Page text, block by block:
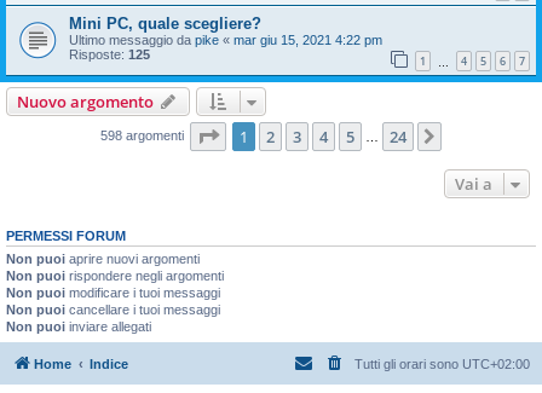
Mini PC, quale scegliere?
Ultimo messaggio da pike « mar giu 15, 2021 4:22 pm
Risposte: 125 1 4 5 6 7
Nuovo argomento
598 argomenti Pagina di 24
1 2 3 4 5 24
Vai a
PERMESSI FORUM
Non puoi aprire nuovi argomenti
Non puoi rispondere negli argomenti
Non puoi modificare i tuoi messaggi
Non puoi cancellare i tuoi messaggi
Non puoi inviare allegati
Home Indice Tutti gli orari sono UTC+02:00